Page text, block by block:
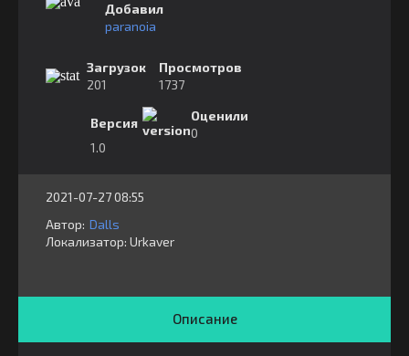
Добавил
paranoia
Загрузок
201
Просмотров
1737
Версия
1.0
Оценили
0
2021-07-27 08:55
Автор: Dalls
Локализатор: ⁣⁣⁣Urkaver
Описание